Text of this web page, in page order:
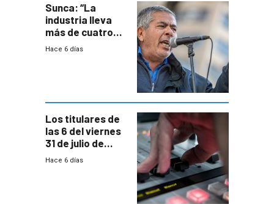
Sunca: “La
industria lleva
más de cuatro
meses sin
Hace 6 días
Los titulares de
las 6 del viernes
31 de julio de
2026
Hace 6 días